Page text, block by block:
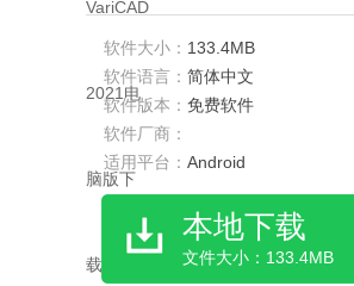
软件大小： 133.4MB
软件语言： 简体中文
软件版本： 免费软件
软件厂商：
适用平台： Android
本地下载
文件大小：133.4MB